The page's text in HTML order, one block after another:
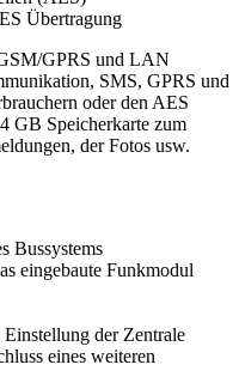
Übertragung
GPRS und LAN
SMS, GPRS und
oder den AES
GB Speicherkarte zum
der Fotos usw.
Bussystems
eingebaute Funkmodul
der Zentrale
eines weiteren